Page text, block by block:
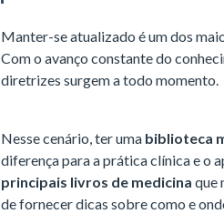
Manter-se atualizado é um dos
Com o avanço constante do
diretrizes surgem a todo momento.
Nesse cenário, ter uma biblioteca
diferença para a prática clínica e o
principais livros de medicina que
de fornecer dicas sobre como e